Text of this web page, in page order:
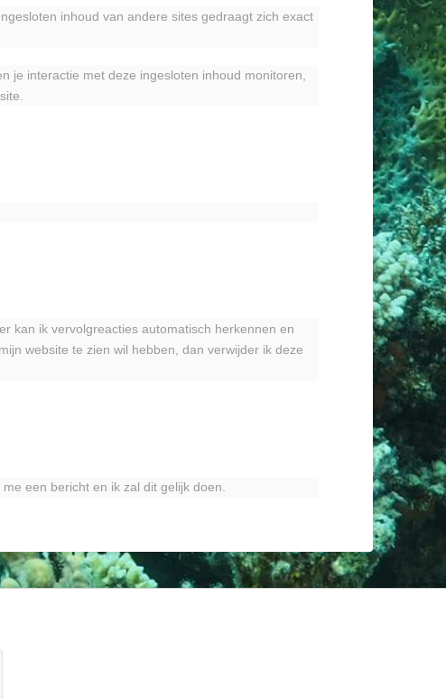
inhoud van andere sites gedraagt zich exact
je interactie met deze ingesloten inhoud monitoren,
kan ik vervolgreacties automatisch herkennen en
website te zien wil hebben, dan verwijder ik deze
een bericht en ik zal dit gelijk doen.